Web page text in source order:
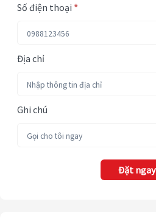
Số điện thoại *
Địa chỉ
Ghi chú
Đặt ngay